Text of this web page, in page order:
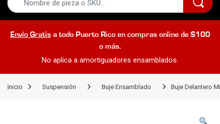
Envío Gratisa todo Puerto Rico en compras online de $100
o más.
No aplica a amortiguadores ensamblados.
Inicio Suspensión Buje Ensamblado Buje Delantero